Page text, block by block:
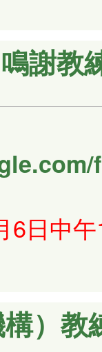
謝教
6日中
）